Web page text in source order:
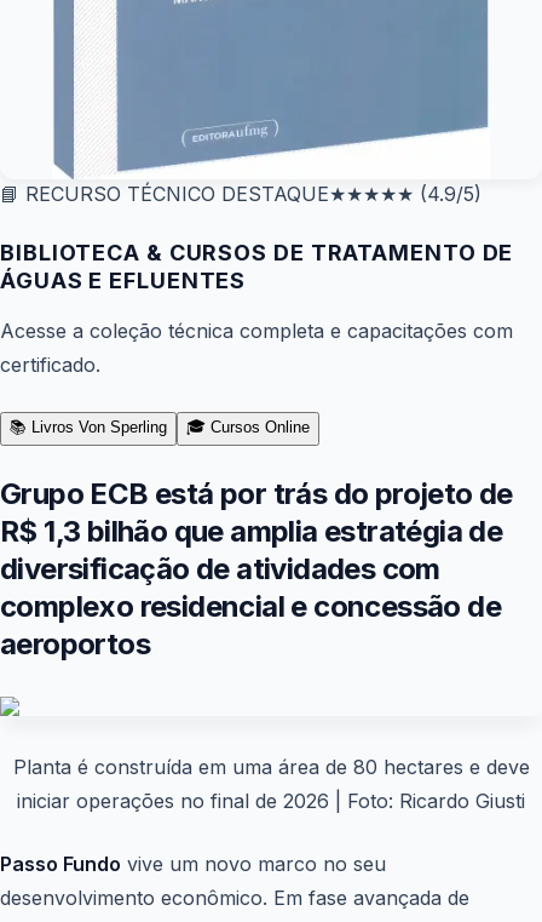
📘 RECURSO TÉCNICO DESTAQUE★★★★★ (4.9/5)
BIBLIOTECA & CURSOS DE TRATAMENTO DE
ÁGUAS E EFLUENTES
Acesse a coleção técnica completa e capacitações com
certificado.
📚 Livros Von Sperling 🎓 Cursos Online
Grupo ECB está por trás do projeto de
R$ 1,3 bilhão que amplia estratégia de
diversificação de atividades com
complexo residencial e concessão de
aeroportos
Planta é construída em uma área de 80 hectares e deve
iniciar operações no final de 2026
| Foto: Ricardo Giusti
Passo Fundo vive um novo marco no seu
desenvolvimento econômico. Em fase avançada de